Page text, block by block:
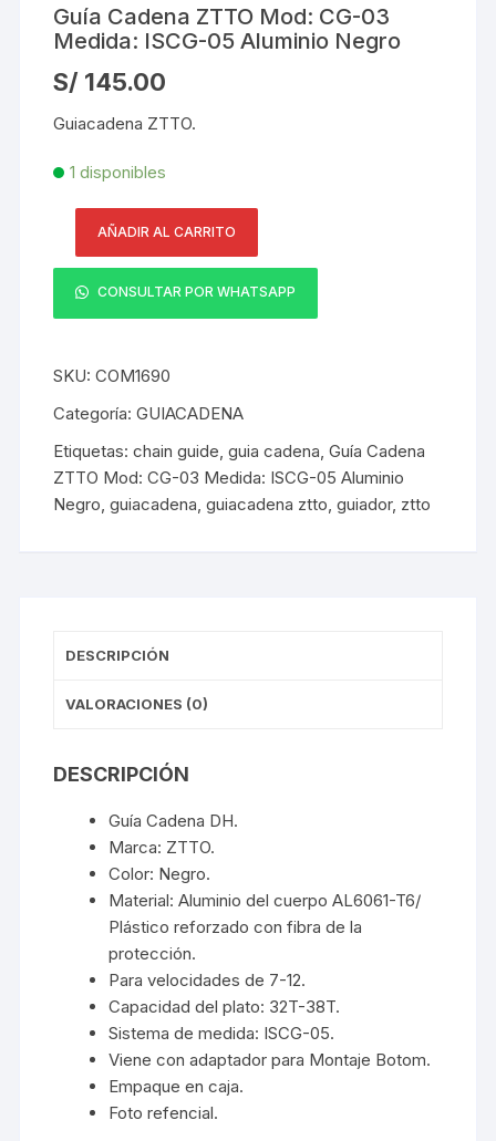
Guía Cadena ZTTO Mod: CG-03
Medida: ISCG-05 Aluminio Negro
S/ 145.00
Guiacadena ZTTO.
1 disponibles
Cadena
ZTTO
Mod:
03
Medida:
ISCG-
05
Aluminio
Negro
AÑADIR AL CARRITO
CONSULTAR POR WHATSAPP
SKU:COM1690
Categoría:GUIACADENA
Etiquetas:chain guide ,guia cadena ,Guía Cadena
ZTTO Mod: CG-03 Medida: ISCG-05 Aluminio
Negro ,guiacadena ,guiacadena ztto ,guiador, ztto
DESCRIPCIÓN
VALORACIONES (0)
DESCRIPCIÓN
Guía Cadena DH.
Marca: ZTTO.
Color: Negro.
Material:Aluminio del cuerpo AL6061-T6/
Plástico reforzado con fibra de la
protección.
Para velocidades de 7-12.
Capacidad del plato: 32T-38T.
Sistema de medida: ISCG-05.
Viene con adaptador para Montaje Botom.
Empaque en caja.
Foto refencial.